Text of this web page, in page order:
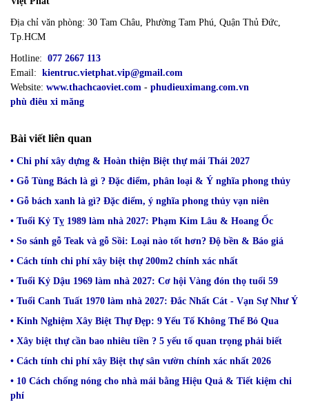
Địa chỉ văn phòng: 30 Tam Châu, Phường Tam Phú, Quận Thủ Đức,
Tp.HCM
Hotline: 077 2667 113
Email: kientruc.vietphat.vip@gmail.com
Website: www.thachcaoviet.com - phudieuximang.com.vn
phù điêu xi măng
Bài viết liên quan
• Chi phí xây dựng & Hoàn thiện Biệt thự mái Thái 2027
• Gỗ Tùng Bách là gì ? Đặc điểm, phân loại & Ý nghĩa phong thủy
• Gỗ bách xanh là gì? Đặc điểm, ý nghĩa phong thủy vạn niên
• Tuổi Kỷ Tỵ 1989 làm nhà 2027: Phạm Kim Lâu & Hoang Ốc
• So sánh gỗ Teak và gỗ Sồi: Loại nào tốt hơn? Độ bền & Báo giá
• Cách tính chi phí xây biệt thự 200m2 chính xác nhất
• Tuổi Kỷ Dậu 1969 làm nhà 2027: Cơ hội Vàng đón thọ tuổi 59
• Tuổi Canh Tuất 1970 làm nhà 2027: Đắc Nhất Cát - Vạn Sự Như Ý
• Kinh Nghiệm Xây Biệt Thự Đẹp: 9 Yếu Tố Không Thể Bỏ Qua
• Xây biệt thự cần bao nhiêu tiền ? 5 yếu tố quan trọng phải biết
• Cách tính chi phí xây Biệt thự sân vườn chính xác nhất 2026
• 10 Cách chống nóng cho nhà mái bằng Hiệu Quả & Tiết kiệm chi
phí